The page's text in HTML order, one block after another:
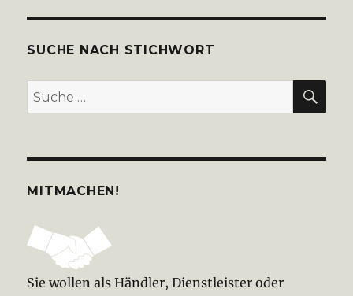
SUCHE NACH STICHWORT
Suche
nach:
MITMACHEN!
Sie wollen als Händler, Dienstleister oder